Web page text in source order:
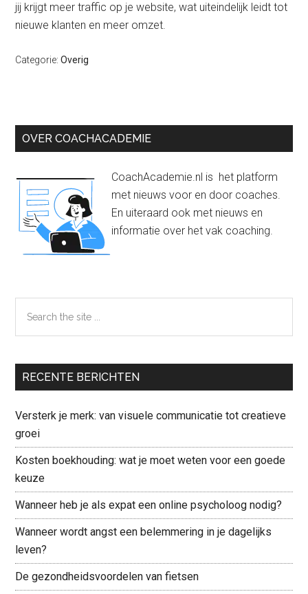
jij krijgt meer traffic op je website, wat uiteindelijk leidt tot
nieuwe klanten en meer omzet.
Categorie:Overig
Primaire
OVER COACHACADEMIE
CoachAcademie.nl is het platform
met nieuws voor en door coaches.
En uiteraard ook met nieuws en
informatie over het vak coaching.
the
RECENTE BERICHTEN
Versterk je merk: van visuele communicatie tot creatieve
groei
Kosten boekhouding: wat je moet weten voor een goede
keuze
Wanneer heb je als expat een online psycholoog nodig?
Wanneer wordt angst een belemmering in je dagelijks
leven?
De gezondheidsvoordelen van fietsen